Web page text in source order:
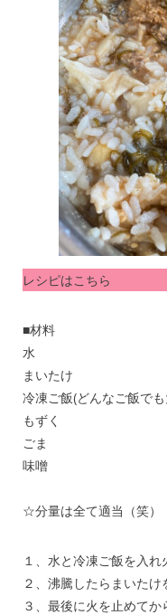
レシピはこちら
■材料
水
まいたけ
冷凍ご飯(どんなご飯で
もずく
ごま
味噌
☆分量は全て適当（笑）
１、水と冷凍ご飯を入れ
２、沸騰したらまいたけ
３、最後に火を止めて